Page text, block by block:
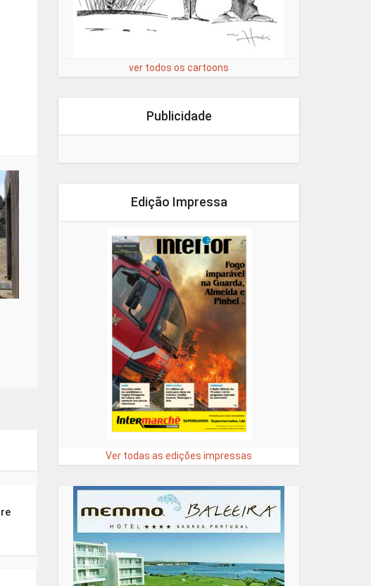
ver todos os cartoons
Publicidade
Edição Impressa
Ver todas as edições impressas